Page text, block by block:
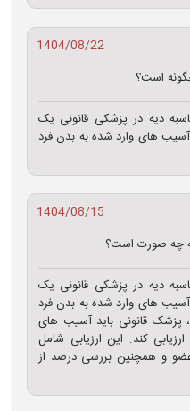
1404/08/22
است؟
دیه در پزشکی قانونی یک
های وارد شده به بدن فرد
1404/08/15
چه صورت است؟
دیه در پزشکی قانونی یک
های وارد شده به بدن فرد
پزشک قانونی باید آسیب های
کند. این ارزیابی شامل
و همچنین بررسی درصد از